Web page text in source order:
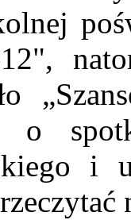
o
i